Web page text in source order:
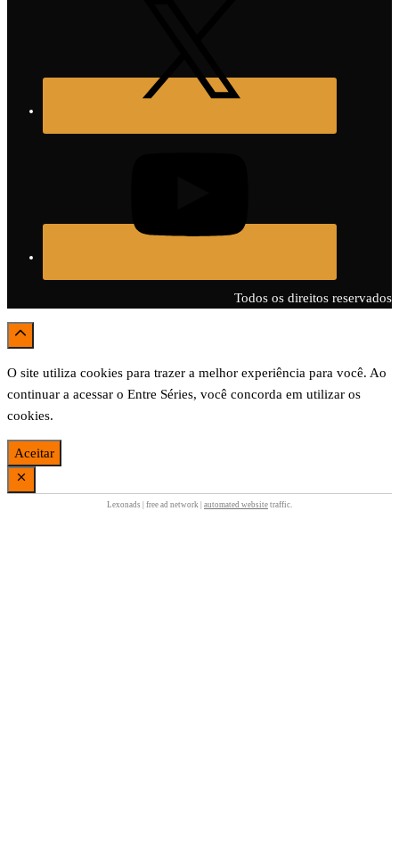
Todos os direitos reservados
O site utiliza cookies para trazer a melhor experiência para você. Ao
continuar a acessar o Entre Séries, você concorda em utilizar os
cookies.
Aceitar
Lexonads | free ad network | automated website traffic.